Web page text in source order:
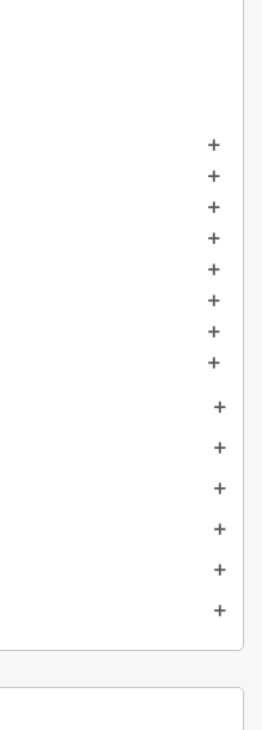
add
add
add
add
add
add
add
add
add
add
add
add
add
add